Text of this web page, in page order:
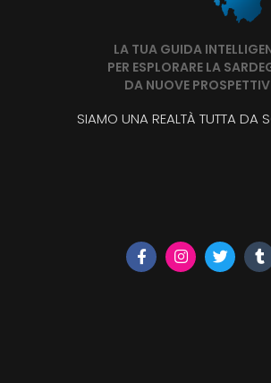
LA TUA GUIDA
PER ESPLORARE LA
DA NUOVE
SIAMO UNA REALTÀ TUTTA DA